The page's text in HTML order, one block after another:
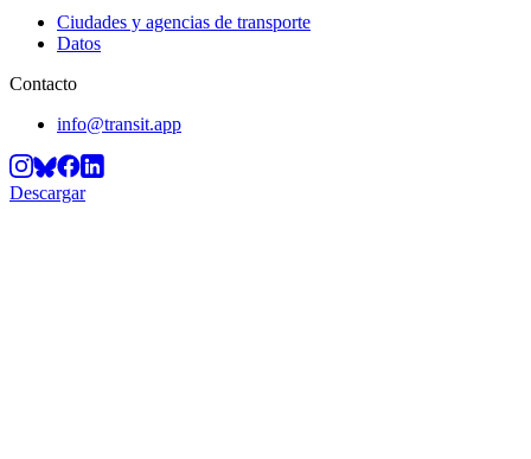
Ciudades y agencias de transporte
Datos
Contacto
info@transit.app
Descargar